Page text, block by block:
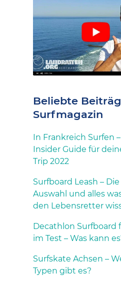
Beliebte
Surfmagazin
In Frankreich Surfen
Insider Guide für
Trip 2022
Surfboard Leash –
Auswahl und alles
den Lebensretter
Decathlon Surfboard
im Test – Was kann
Surfskate Achsen –
Typen gibt es?